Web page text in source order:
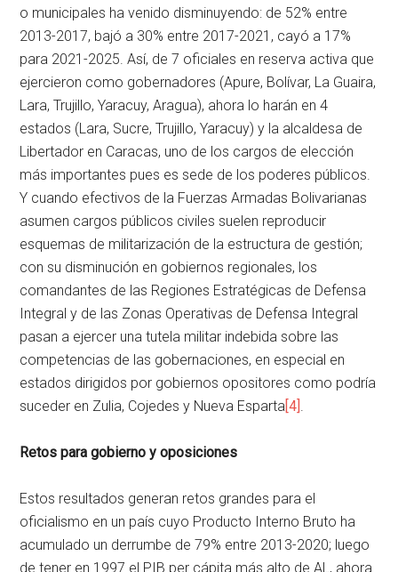
o municipales ha venido disminuyendo: de 52% entre
2013-2017, bajó a 30% entre 2017-2021, cayó a 17%
para 2021-2025. Así, de 7 oficiales en reserva activa que
ejercieron como gobernadores (Apure, Bolívar, La Guaira,
Lara, Trujillo, Yaracuy, Aragua), ahora lo harán en 4
estados (Lara, Sucre, Trujillo, Yaracuy) y la alcaldesa de
Libertador en Caracas, uno de los cargos de elección
más importantes pues es sede de los poderes públicos.
Y cuando efectivos de la Fuerzas Armadas Bolivarianas
asumen cargos públicos civiles suelen reproducir
esquemas de militarización de la estructura de gestión;
con su disminución en gobiernos regionales, los
comandantes de las Regiones Estratégicas de Defensa
Integral y de las Zonas Operativas de Defensa Integral
pasan a ejercer una tutela militar indebida sobre las
competencias de las gobernaciones, en especial en
estados dirigidos por gobiernos opositores como podría
suceder en Zulia, Cojedes y Nueva Esparta [4] .
Retos para gobierno y oposiciones
Estos resultados generan retos grandes para el
oficialismo en un país cuyo Producto Interno Bruto ha
acumulado un derrumbe de 79% entre 2013-2020; luego
de tener en 1997 el PIB per cápita más alto de AL, ahora